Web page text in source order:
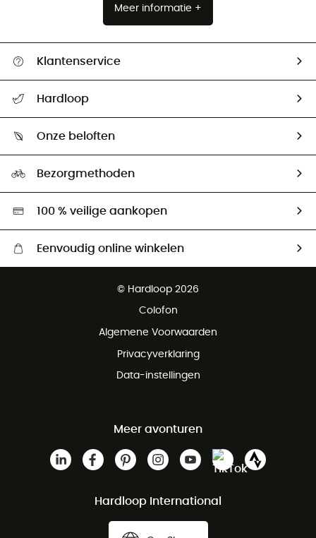
Meer informatie +
Klantenservice
Mijn zending volgen
Retourzendingen & Terugbetalingen
Hardloop
Ambassadeurs
Onze beloften
Hardgreen
Bezorgmethoden
100 % veilige aankopen
Eenvoudig online winkelen
Gratis retourneren binnen 100 dagen
© Hardloop 2026
Colofon
Algemene Voorwaarden
Privacyverklaring
Data-instellingen
Meer avonturen
Hardloop International